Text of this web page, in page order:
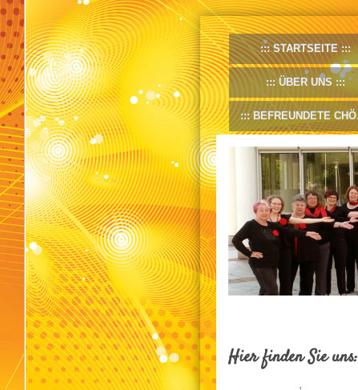
STARTSEITE
ÜBER UNS
BEFREUNDETE CHÖRE
Hier finden Sie uns: